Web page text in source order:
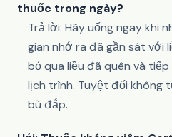
thuốc trong ngày?
Trả lời: Hãy uống ngay khi
gian nhớ ra đã gần sát với
bỏ qua liều đã quên và
lịch trình. Tuyệt đối không
bù đắp.